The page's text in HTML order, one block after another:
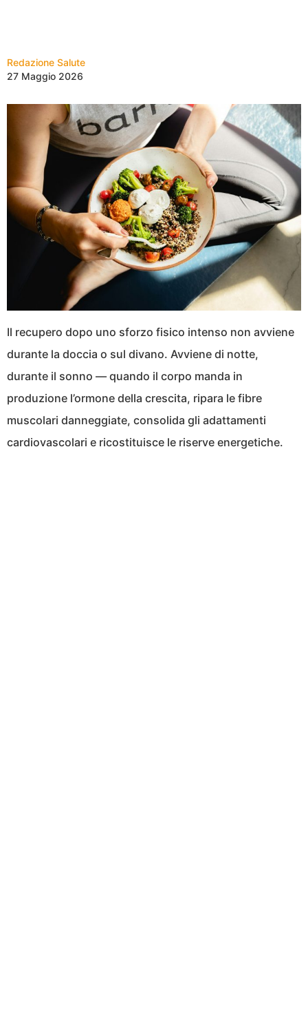
Redazione Salute
27 Maggio 2026
Il recupero dopo uno sforzo fisico intenso non avviene
durante la doccia o sul divano. Avviene di notte,
durante il sonno — quando il corpo manda in
produzione l’ormone della crescita, ripara le fibre
muscolari danneggiate, consolida gli adattamenti
cardiovascolari e ricostituisce le riserve energetiche.